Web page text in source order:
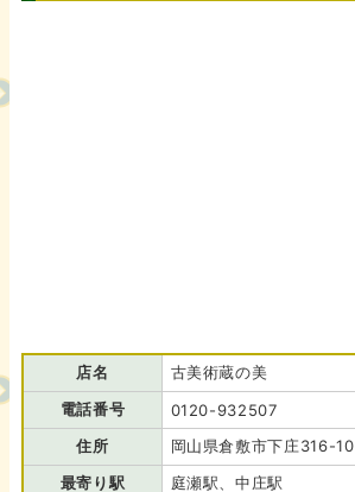
店名
古美術蔵の美
電話番号
0120-932507
住所
岡山県倉敷市下庄316-10
最寄り駅
庭瀬駅、中庄駅